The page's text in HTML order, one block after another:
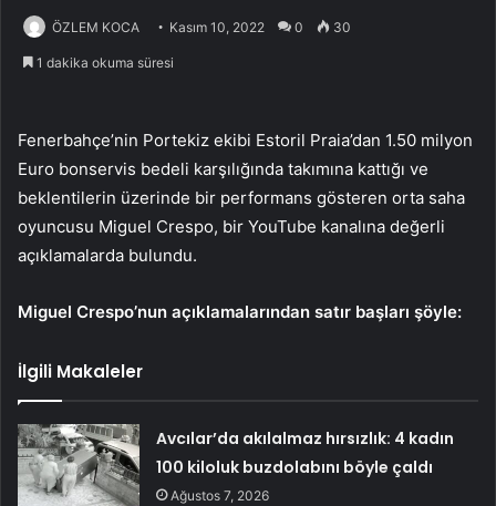
ÖZLEM KOCA Kasım 10, 2022 0 30
1 dakika okuma süresi
Fenerbahçe’nin Portekiz ekibi Estoril Praia’dan 1.50 milyon
Euro bonservis bedeli karşılığında takımına kattığı ve
beklentilerin üzerinde bir performans gösteren orta saha
oyuncusu Miguel Crespo, bir YouTube kanalına değerli
açıklamalarda bulundu.
Miguel Crespo’nun açıklamalarından satır başları şöyle:
İlgili Makaleler
Avcılar’da akılalmaz hırsızlık: 4 kadın
100 kiloluk buzdolabını böyle çaldı
Ağustos 7, 2026